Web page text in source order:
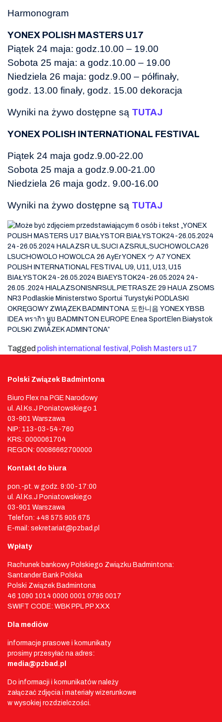
Harmonogram
YONEX POLISH MASTERS U17
Piątek 24 maja: godz.10.00 – 19.00
Sobota 25 maja: a godz.10.00 – 19.00
Niedziela 26 maja: godz.9.00 – półfinały,
godz. 13.00 finały, godz. 15.00 dekoracja
Wyniki na żywo dostępne są TUTAJ
YONEX POLISH INTERNATIONAL FESTIVAL
Piątek 24 maja godz.9.00-22.00
Sobota 25 maja a godz.9.00-21.00
Niedziela 26 maja godz. 9.00-16.00
Wyniki na żywo dostępne są TUTAJ
Tagged polish international festival ,Polish Masters u17
Polski Związek Badmintona
Biuro Flex na PGE Narodowy
ul. Al.Ks.J Poniatowskiego 1
03-901 Warszawa
NIP: 113-03-54-760
KRS: 0000061704
REGON: 00086662700000
Kontakt do biura
pon.-pt. w godz. 9:00-17:00
ul. Al.Ks.J Poniatowskiego
03-901 Warszawa
Telefon: +48 575 905 675
E-mail: sekretariat@pzbad.pl
Wpłaty
Rachunek bankowy Polskiego Związku Badmintona:
Santander Bank Polska
Polski Związek Badmintona
46 1090 1014 0000 0001 0795 0017
SWIFT CODE: WBK PPL PP XXX
Dla mediów
informacje prasowe i komunikaty
prosimy przesyłać na adres:
media@pzbad.pl
Do informacji i komunikatów należy
załączać zdjęcia i materiały wizerunkowe
w wysokiej rozdzielczości.